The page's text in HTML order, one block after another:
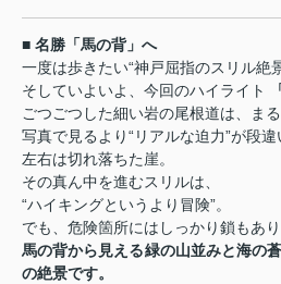
■ 名勝「馬の背」へ
一度は歩きたい“神戸屈指のスリル絶
そしていよいよ、今回のハイライト
ごつごつした細い岩の尾根道は、ま
写真で見るより“リアルな迫力”が段違
左右は切れ落ちた崖。
その真ん中を進むスリルは、
“ハイキングというより冒険”。
でも、危険箇所にはしっかり鎖もあ
馬の背から見える緑の山並みと海の
の絶景です。